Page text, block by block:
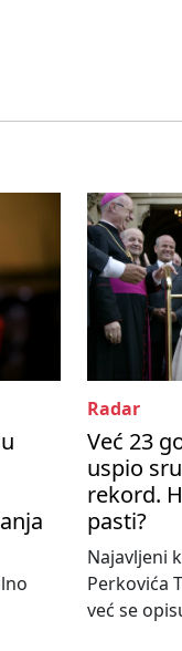
Radar
Već 23
uspio
rekord.
pasti?
Najavljeni
Perkovića
već se